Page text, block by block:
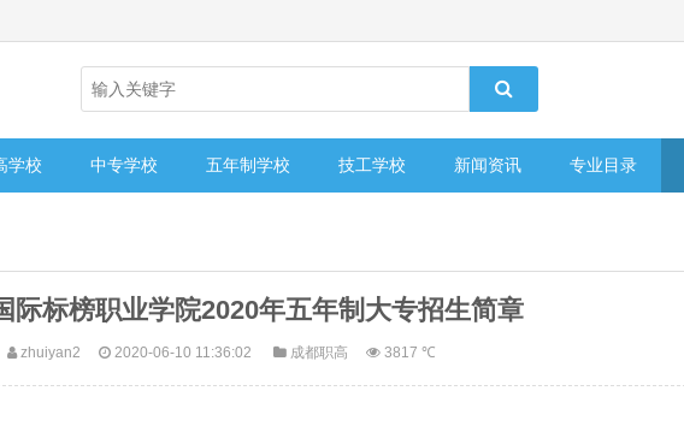
学校 中专学校 五年制学校 技工学校 新闻资讯 专业目录
际标榜职业学院2020年五年制大专招生简章
zhuiyan2 2020-06-10 11:36:02 成都职高 3817 ℃